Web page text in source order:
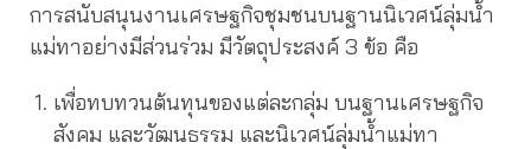
การสนับสนุนงานเศรษฐกิจชุมชนบนฐานนิเวศน์ลุ่มน้ำ
แม่ทาอย่างมีส่วนร่วม มีวัตถุประสงค์ 3 ข้อ คือ
เพื่อทบทวนต้นทุนของแต่ละกลุ่ม บนฐานเศรษฐกิจ
สังคม และวัฒนธรรม และนิเวศน์ลุ่มน้ำแม่ทา